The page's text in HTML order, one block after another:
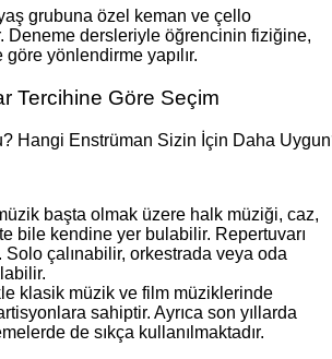
grubuna özel keman ve çello
Deneme dersleriyle öğrencinin fiziğine,
yönlendirme yapılır.
Tercihine Göre Seçim
başta olmak üzere halk müziği, caz,
bile kendine yer bulabilir. Repertuvarı
çalınabilir, orkestrada veya oda
klasik müzik ve film müziklerinde
sahiptir. Ayrıca son yıllarda
de sıkça kullanılmaktadır.